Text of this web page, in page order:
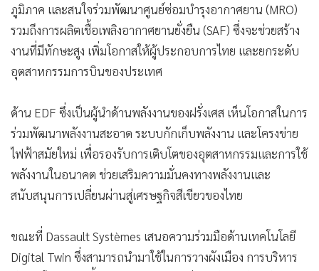
ภูมิภาค และสนใจร่วมพัฒนาศูนย์ซ่อมบำรุงอากาศยาน (MRO)
รวมถึงการผลิตเชื้อเพลิงอากาศยานยั่งยืน (SAF) ซึ่งจะช่วยสร้าง
งานที่มีทักษะสูง เพิ่มโอกาสให้ผู้ประกอบการไทย และยกระดับ
อุตสาหกรรมการบินของประเทศ
ด้าน EDF ซึ่งเป็นผู้นำด้านพลังงานของฝรั่งเศส เห็นโอกาสในการ
ร่วมพัฒนาพลังงานสะอาด ระบบกักเก็บพลังงาน และโครงข่าย
ไฟฟ้าสมัยใหม่ เพื่อรองรับการเติบโตของอุตสาหกรรมและการใช้
พลังงานในอนาคต ช่วยเสริมความมั่นคงทางพลังงานและ
สนับสนุนการเปลี่ยนผ่านสู่เศรษฐกิจสีเขียวของไทย
ขณะที่ Dassault Systèmes เสนอความร่วมมือด้านเทคโนโลยี
Digital Twin ซึ่งสามารถนำมาใช้ในการวางผังเมือง การบริหาร